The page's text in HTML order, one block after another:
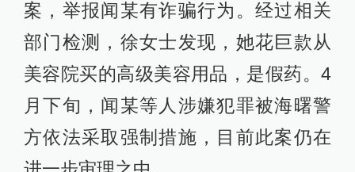
案，举报闻某有诈骗行为。经过相关
部门检测，徐女士发现，她花巨款从
美容院买的高级美容用品，是假药。4
月下旬，闻某等人涉嫌犯罪被海曙警
方依法采取强制措施，目前此案仍在